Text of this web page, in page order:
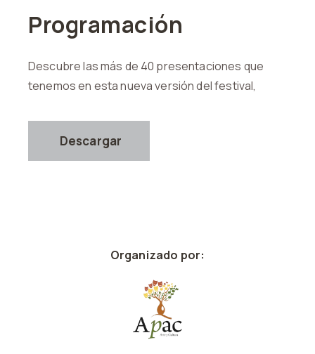
Programación
Descubre las más de 40 presentaciones que
tenemos en esta nueva versión del festival,
Descargar
Organizado por: